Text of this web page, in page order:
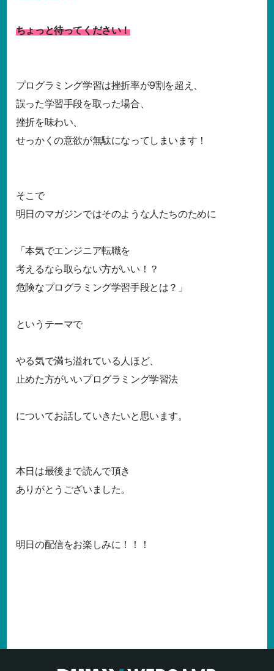
ちょっと待ってください！
プログラミング学習は挫折率が9割を超え、
誤った学習手段を取った場合、
挫折を味わい、
せっかくの意欲が無駄になってしまいます！
そこで
明日のマガジンではそのような人たちのために
「本気でエンジニア転職を
考えるなら取らない方がいい！？
危険なプログラミング学習手段とは？」
というテーマで
やる気で満ち溢れている人ほど、
止めた方がいいプログラミング学習法
についてお話していきたいと思います。
本日は最後まで読んで頂き
ありがとうございました。
明日の配信をお楽しみに！！！